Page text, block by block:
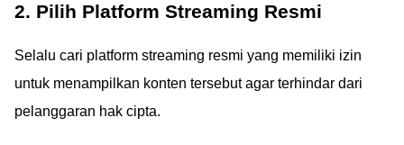
2. Pilih Platform Streaming Resmi
Selalu cari platform streaming resmi yang memiliki izin
untuk menampilkan konten tersebut agar terhindar dari
pelanggaran hak cipta.